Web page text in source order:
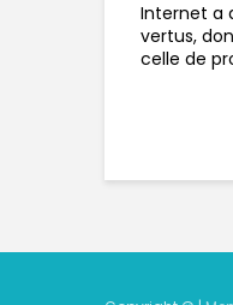
Internet a
vertus,
celle de